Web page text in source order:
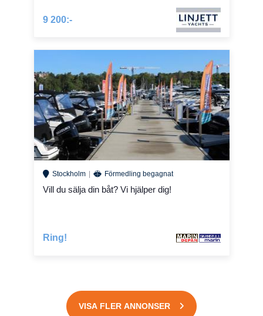
9 200:-
Stockholm Förmedling begagnat
Vill du sälja din båt? Vi hjälper dig!
Ring!
VISA FLER ANNONSER